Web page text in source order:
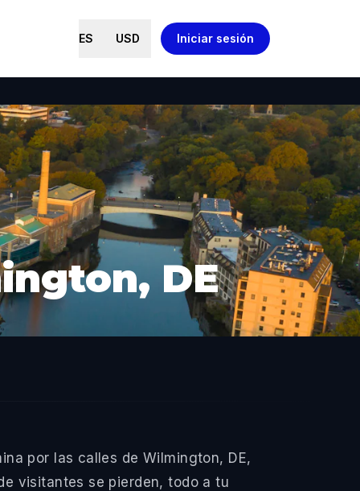
ES USD Iniciar sesión
DE
por las calles de Wilmington, DE,
visitantes se pierden, todo a tu